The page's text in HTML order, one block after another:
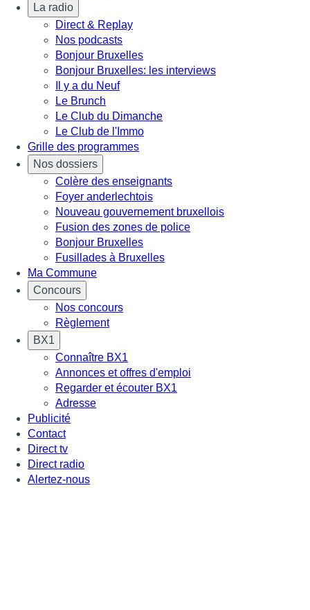
La radio
Direct & Replay
Nos podcasts
Bonjour Bruxelles
Bonjour Bruxelles: les interviews
Il y a du Neuf
Le Brunch
Le Club du Dimanche
Le Club de l'Immo
Grille des programmes
Nos dossiers
Colère des enseignants
Foyer anderlechtois
Nouveau gouvernement bruxellois
Fusion des zones de police
Bonjour Bruxelles
Fusillades à Bruxelles
Ma Commune
Concours
Nos concours
Règlement
BX1
Connaître BX1
Annonces et offres d'emploi
Regarder et écouter BX1
Adresse
Publicité
Contact
Direct tv
Direct radio
Alertez-nous